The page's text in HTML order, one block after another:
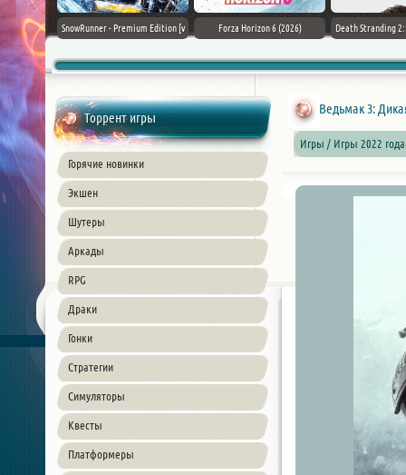
Flag
PC
SnowRunner - Premium Edition [v
Forza Horizon 6 (2026) Death Stranding
Торрент игры
Горячие новинки
Экшен
Шутеры
Аркады
RPG
Драки
Гонки
Стратегии
Симуляторы
Квесты
Платформеры
Игры / Игры 2022